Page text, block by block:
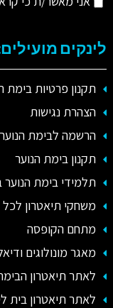
לינקים
תקנון פרטיות בימת
הצהרת נגישות
הרשמה לבימת הנוער
תקנון בימת הנוער
תלמידי בימת הנוער
משחקי תיאטרון
מתחם הקופסה
מאגר מונולוגים
לאתר תיאטרון
לאתר תיאטרון בית